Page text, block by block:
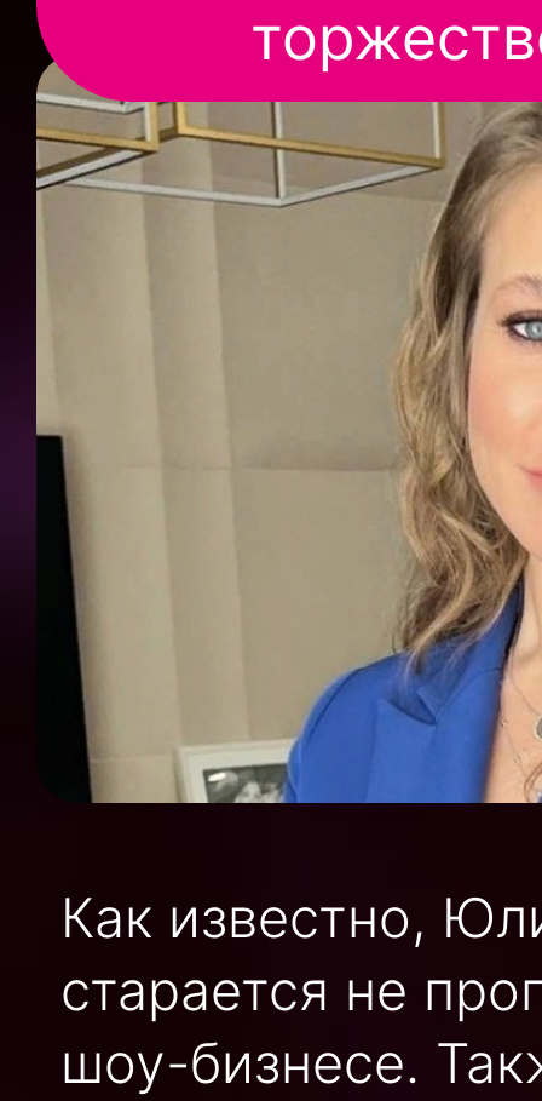
Как известно,
старается не
шоу-бизнесе.